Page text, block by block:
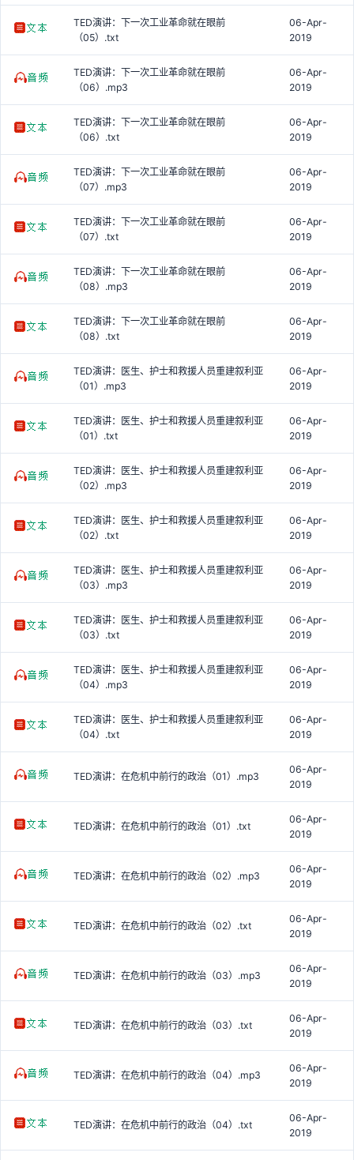
TED演讲：下一次工业革命就在眼前
（05）.txt
06-Apr-
2019
TED演讲：下一次工业革命就在眼前
（06）.mp3
06-Apr-
2019
TED演讲：下一次工业革命就在眼前
（06）.txt
06-Apr-
2019
TED演讲：下一次工业革命就在眼前
（07）.mp3
06-Apr-
2019
TED演讲：下一次工业革命就在眼前
（07）.txt
06-Apr-
2019
TED演讲：下一次工业革命就在眼前
（08）.mp3
06-Apr-
2019
TED演讲：下一次工业革命就在眼前
（08）.txt
06-Apr-
2019
TED演讲：医生、护士和救援人员重建叙利亚
（01）.mp3
06-Apr-
2019
TED演讲：医生、护士和救援人员重建叙利亚
（01）.txt
06-Apr-
2019
TED演讲：医生、护士和救援人员重建叙利亚
（02）.mp3
06-Apr-
2019
TED演讲：医生、护士和救援人员重建叙利亚
（02）.txt
06-Apr-
2019
TED演讲：医生、护士和救援人员重建叙利亚
（03）.mp3
06-Apr-
2019
TED演讲：医生、护士和救援人员重建叙利亚
（03）.txt
06-Apr-
2019
TED演讲：医生、护士和救援人员重建叙利亚
（04）.mp3
06-Apr-
2019
TED演讲：医生、护士和救援人员重建叙利亚
（04）.txt
06-Apr-
2019
TED演讲：在危机中前行的政治（01）.mp3
06-Apr-
2019
TED演讲：在危机中前行的政治（01）.txt
06-Apr-
2019
TED演讲：在危机中前行的政治（02）.mp3
06-Apr-
2019
TED演讲：在危机中前行的政治（02）.txt
06-Apr-
2019
TED演讲：在危机中前行的政治（03）.mp3
06-Apr-
2019
TED演讲：在危机中前行的政治（03）.txt
06-Apr-
2019
TED演讲：在危机中前行的政治（04）.mp3
06-Apr-
2019
TED演讲：在危机中前行的政治（04）.txt
06-Apr-
2019